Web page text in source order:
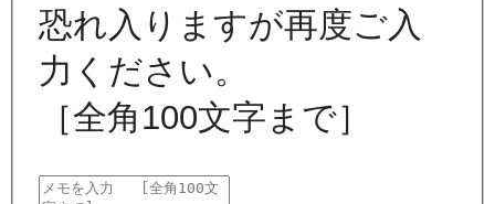
恐れ入りますが再度ご入
力ください。
［全角100文字まで］